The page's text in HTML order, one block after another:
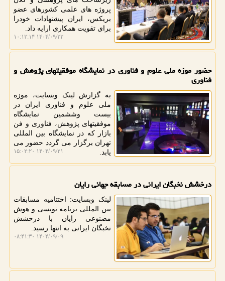
پروژه های علمی کشورهای عضو
بریکس، ایران پیشنهادات خودرا
برای تقویت همکاری ارایه داد.
۱۴۰۴/۰۹/۲۲ ۱۰:۱۲:۱۴
حضور موزه ملی علوم و فناوری در نمایشگاه موفقیتهای پژوهش و
فناوری
به گزارش لینک وبسایت، موزه
ملی علوم و فناوری ایران در
بیست وششمین نمایشگاه
موفقیتهای پژوهش، فناوری و فن
بازار که در نمایشگاه بین المللی
تهران برگزار می گردد حضور می
یابد.
۱۴۰۴/۰۹/۲۱ ۱۵:۰۲:۲۰
درخشش نخبگان ایرانی در مسابقه جهانی رایان
لینک وبسایت: اختتامیه مسابقات
بین المللی برنامه نویسی و هوش
مصنوعی رایان با درخشش
نخبگان ایرانی به انتها رسید.
۱۴۰۴/۰۹/۰۹ ۰۸:۴۱:۳۰